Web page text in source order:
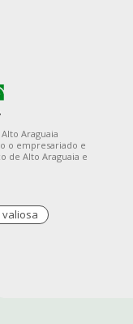
Araguaia
o empresariado e
de Alto Araguaia e
valiosa